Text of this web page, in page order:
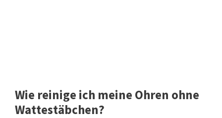
Wie reinige ich meine Ohren ohne
Wattestäbchen?